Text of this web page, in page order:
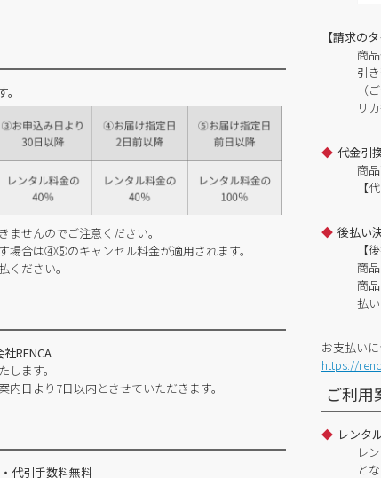
せんのでご注意ください。
合は④⑤のキャンセル料金が適用されます。
ださい。
RENCA
ます。
日より7日以内とさせていただきます。
代引手数料無料
【請求の
商
引
（
リ
代金引
商
【
後払い
【
商
商
払い
お支払い
https://
ご利用
レンタ
レ
と